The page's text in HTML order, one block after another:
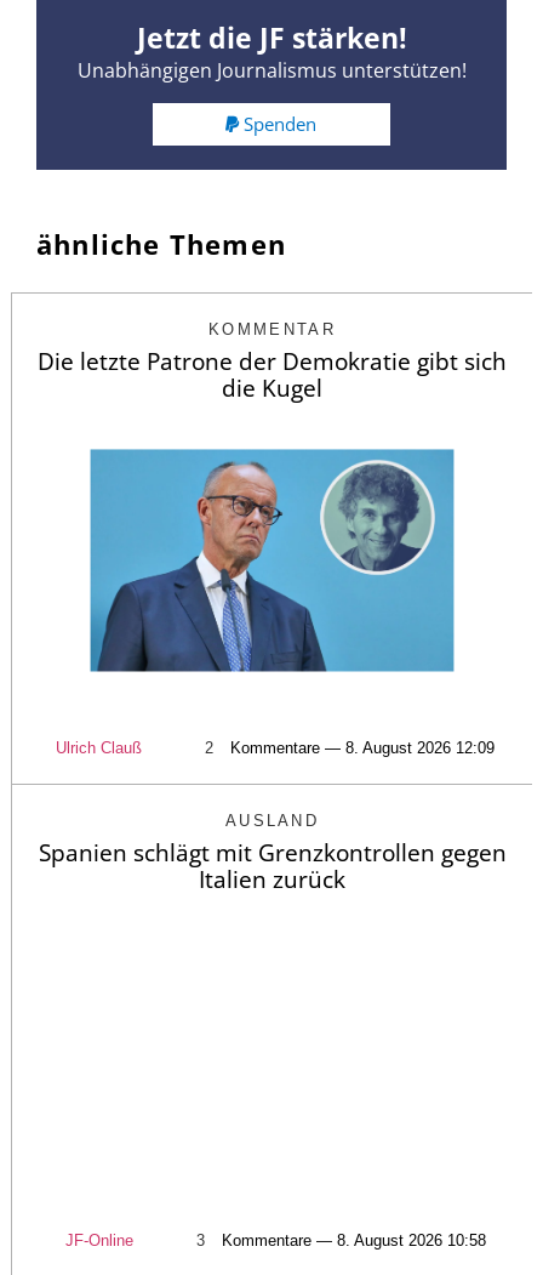
Jetzt die JF stärken!
Unabhängigen Journalismus unterstützen!
Spenden
ähnliche Themen
KOMMENTAR
Die letzte Patrone der Demokratie gibt sich
die Kugel
Ulrich Clauß 2 Kommentare — 8. August 2026 12:09
AUSLAND
Spanien schlägt mit Grenzkontrollen gegen
Italien zurück
JF-Online 3 Kommentare — 8. August 2026 10:58